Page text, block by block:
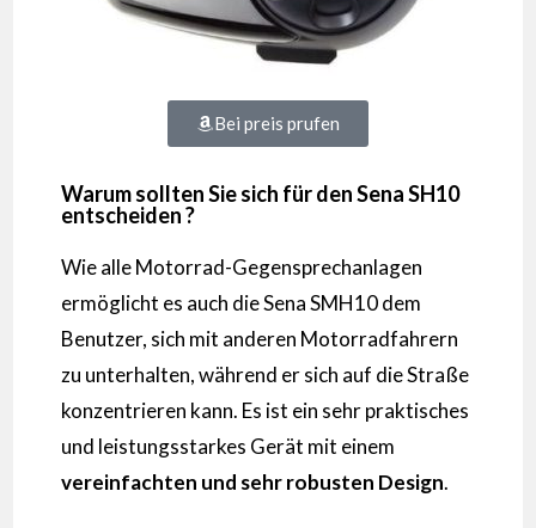
Bei preis prufen
Warum sollten Sie sich für den Sena SH10
entscheiden ?
Wie alle Motorrad-Gegensprechanlagen
ermöglicht es auch die Sena SMH10 dem
Benutzer, sich mit anderen Motorradfahrern
zu unterhalten, während er sich auf die Straße
konzentrieren kann. Es ist ein sehr praktisches
und leistungsstarkes Gerät mit einem
vereinfachten und sehr robusten Design.